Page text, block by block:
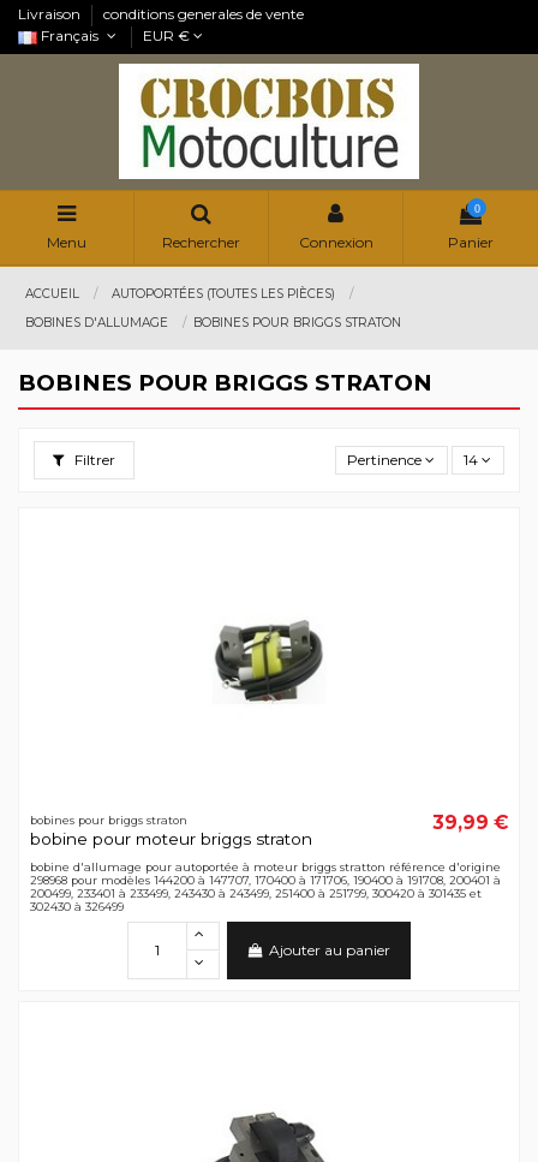
Livraison
conditions generales de vente
Français
EUR €
Menu Rechercher Connexion
0
Panier
ACCUEIL
AUTOPORTÉES (TOUTES LES PIÈCES)
BOBINES D'ALLUMAGE
BOBINES POUR BRIGGS STRATON
BOBINES POUR BRIGGS STRATON
Filtrer Pertinence 14
bobines pour briggs straton
bobine pour moteur briggs straton
39,99 €
bobine d'allumage pour autoportée à moteur briggs stratton référence d'origine
298968 pour modèles 144200 à 147707, 170400 à 171706, 190400 à 191708, 200401 à
200499, 233401 à 233499, 243430 à 243499, 251400 à 251799, 300420 à 301435 et
302430 à 326499
Ajouter au panier